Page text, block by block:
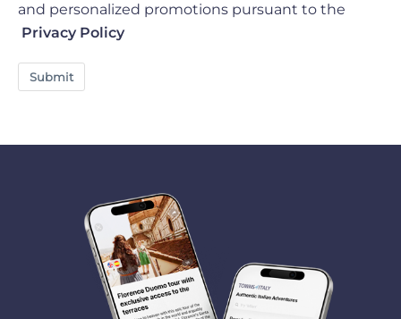
and personalized promotions pursuant to the
Privacy Policy
Submit